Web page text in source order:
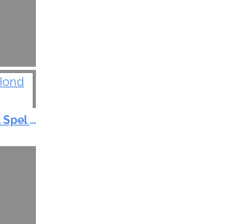
Nina Ottosson Hond Spel - Dog Brick